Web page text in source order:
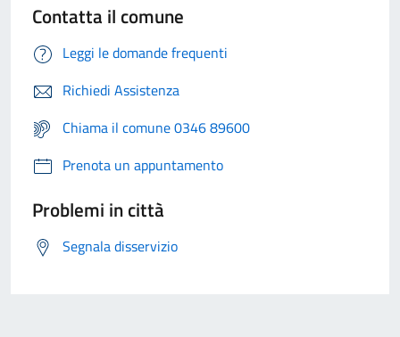
Contatta il comune
Leggi le domande frequenti
Richiedi Assistenza
Chiama il comune 0346 89600
Prenota un appuntamento
Problemi in città
Segnala disservizio